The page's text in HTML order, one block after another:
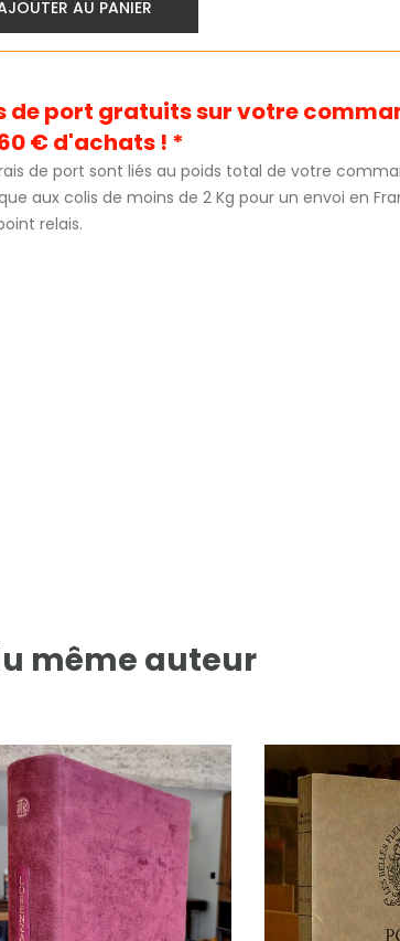
AU PANIER
de port gratuits sur votre
€ d'achats ! *
de port sont liés au poids total de votre
aux colis de moins de 2 Kg pour un envoi en
relais.
même auteur